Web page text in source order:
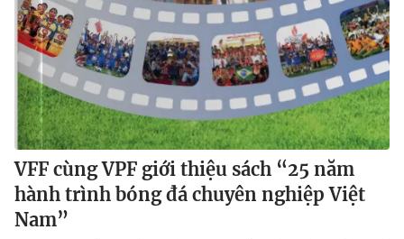
VFF cùng VPF giới thiệu sách “25 năm
hành trình bóng đá chuyên nghiệp Việt
Nam”